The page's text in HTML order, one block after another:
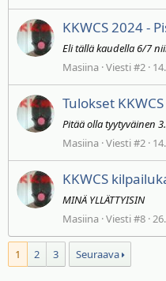
KKWCS 2024 -
Eli tällä kaudella 6/7
Masiina Viesti #2
Tulokset
Pitää olla tyytyväinen
Masiina Viesti #2
KKWCS
MINÄ YLLÄTTYISIN
Masiina Viesti #8
1 2 3 Seuraava